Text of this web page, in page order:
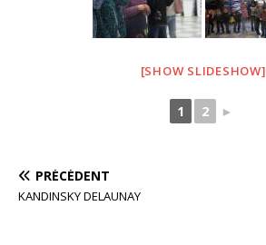
[SHOW SLIDESHOW]
1 2 ►
PRÉCÉDENT
KANDINSKY DELAUNAY